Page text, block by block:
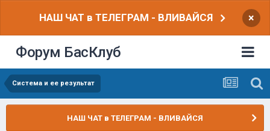
НАШ ЧАТ в ТЕЛЕГРАМ - ВЛИВАЙСЯ ×
Форум БасКлуб
Система и ее результат
НАШ ЧАТ в ТЕЛЕГРАМ - ВЛИВАЙСЯ